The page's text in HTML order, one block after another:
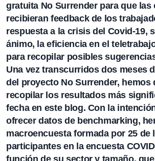
gratuita No Surrender para que
recibieran feedback de los
respuesta a la crisis del Covid-19,
ánimo, la eficiencia en el
para recopilar posibles
Una vez transcurridos dos meses
del proyecto No Surrender, hemos
recopilar los resultados más
fecha en este blog. Con la
ofrecer datos de benchmarking,
macroencuesta formada por 25 de
participantes en la encuesta